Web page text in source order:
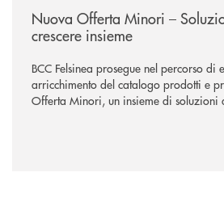
Nuova Offerta Minori –
crescere insieme
BCC Felsinea prosegue nel percorso di
arricchimento del catalogo prodotti e
Offerta Minori, un insieme di soluzioni
sviluppo di una relazione